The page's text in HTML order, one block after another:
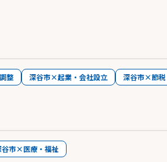
整 深谷市×起業・会社設立 深谷市×節税
谷市×医療・福祉